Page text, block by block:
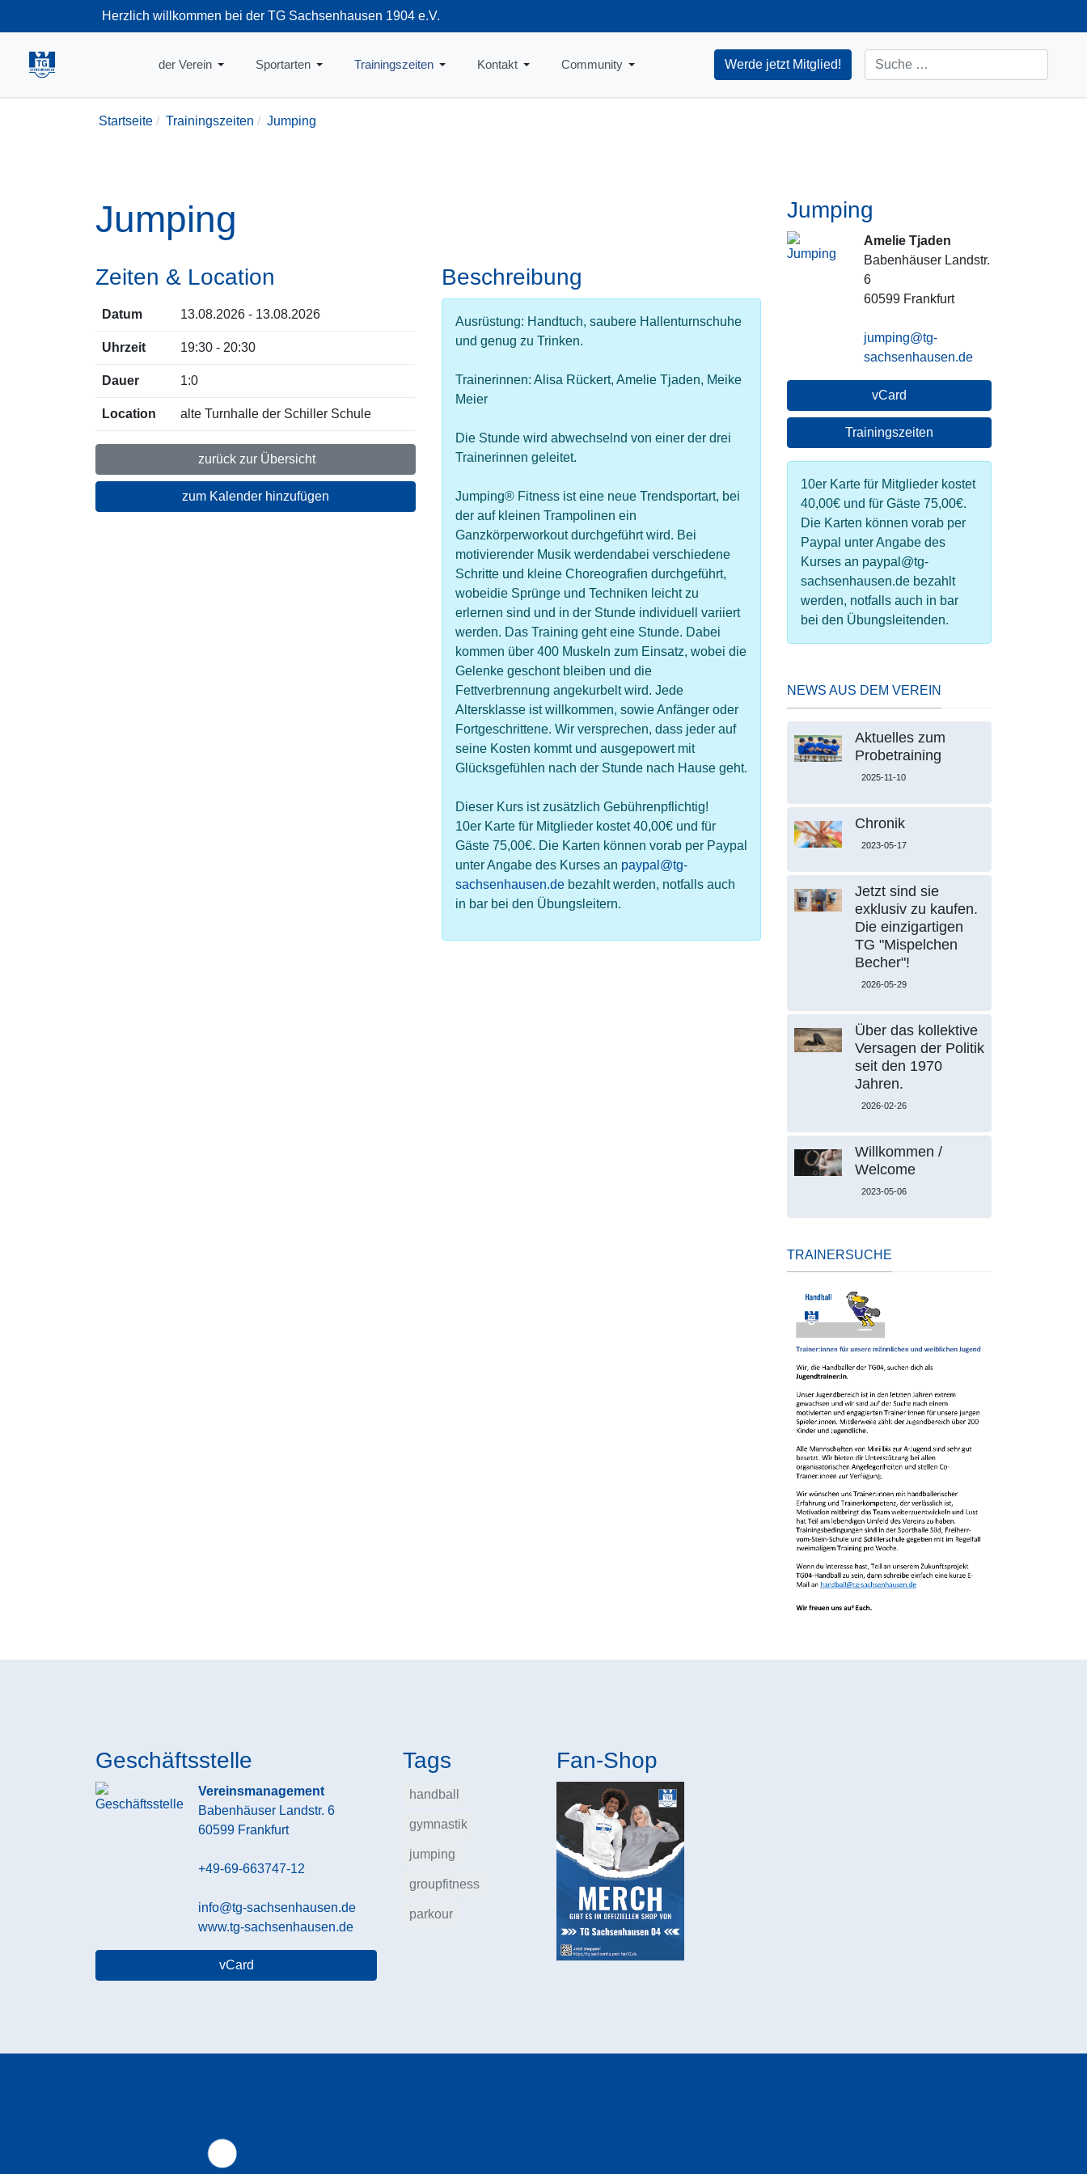
Herzlich willkommen bei der TG Sachsenhausen 1904 e.V.
+49-69-66374712
der Verein Sportarten Trainingszeiten Kontakt Community Werde jetzt Mitglied! Suchen
Startseite Trainingszeiten Jumping
Jumping
Zeiten & Location
Datum 13.08.2026 - 13.08.2026
Uhrzeit 19:30 - 20:30
Dauer 1:0
Location alte Turnhalle der Schiller Schule
zurück zur Übersicht
zum Kalender hinzufügen
Beschreibung
Ausrüstung: Handtuch, saubere Hallenturnschuhe
und genug zu Trinken.
Trainerinnen: Alisa Rückert, Amelie Tjaden, Meike
Meier
Die Stunde wird abwechselnd von einer der drei
Trainerinnen geleitet.
Jumping® Fitness ist eine neue Trendsportart, bei
der auf kleinen Trampolinen ein
Ganzkörperworkout durchgeführt wird. Bei
motivierender Musik werdendabei verschiedene
Schritte und kleine Choreografien durchgeführt,
wobeidie Sprünge und Techniken leicht zu
erlernen sind und in der Stunde individuell variiert
werden. Das Training geht eine Stunde. Dabei
kommen über 400 Muskeln zum Einsatz, wobei die
Gelenke geschont bleiben und die
Fettverbrennung angekurbelt wird. Jede
Altersklasse ist willkommen, sowie Anfänger oder
Fortgeschrittene. Wir versprechen, dass jeder auf
seine Kosten kommt und ausgepowert mit
Glücksgefühlen nach der Stunde nach Hause geht.
Dieser Kurs ist zusätzlich Gebührenpflichtig!
10er Karte für Mitglieder kostet 40,00€ und für
Gäste 75,00€. Die Karten können vorab per Paypal
unter Angabe des Kurses an paypal@tg-
sachsenhausen.debezahlt werden, notfalls auch
in bar bei den Übungsleitern.
Jumping
Amelie Tjaden
Babenhäuser Landstr.
6
60599 Frankfurt
jumping@tg-
sachsenhausen.de
vCard
Trainingszeiten
10er Karte für Mitglieder kostet
40,00€ und für Gäste 75,00€.
Die Karten können vorab per
Paypal unter Angabe des
Kurses an paypal@tg-
sachsenhausen.de bezahlt
werden, notfalls auch in bar
bei den Übungsleitenden.
NEWS AUS DEM VEREIN
Aktuelles zum
Probetraining
2025-11-10
Chronik
2023-05-17
Jetzt sind sie
exklusiv zu kaufen.
Die einzigartigen
TG "Mispelchen
Becher"!
2026-05-29
Über das kollektive
Versagen der Politik
seit den 1970
Jahren.
2026-02-26
Willkommen /
Welcome
2023-05-06
TRAINERSUCHE
Geschäftsstelle
Vereinsmanagement
Babenhäuser Landstr. 6
60599 Frankfurt
+49-69-663747-12
info@tg-sachsenhausen.de
www.tg-sachsenhausen.de
vCard
Tags
handball
gymnastik
jumping
groupfitness
parkour
Fan-Shop